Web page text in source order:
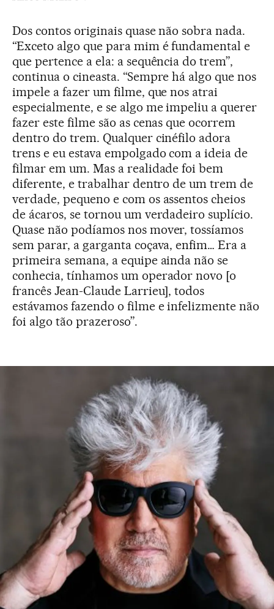
Dos contos originais quase não sobra nada.
“Exceto algo que para mim é fundamental e
que pertence a ela: a sequência do trem”,
continua o cineasta. “Sempre há algo que nos
impele a fazer um filme, que nos atrai
especialmente, e se algo me impeliu a querer
fazer este filme são as cenas que ocorrem
dentro do trem. Qualquer cinéfilo adora
trens e eu estava empolgado com a ideia de
filmar em um. Mas a realidade foi bem
diferente, e trabalhar dentro de um trem de
verdade, pequeno e com os assentos cheios
de ácaros, se tornou um verdadeiro suplício.
Quase não podíamos nos mover, tossíamos
sem parar, a garganta coçava, enfim… Era a
primeira semana, a equipe ainda não se
conhecia, tínhamos um operador novo [o
francês Jean-Claude Larrieu], todos
estávamos fazendo o filme e infelizmente não
foi algo tão prazeroso”.